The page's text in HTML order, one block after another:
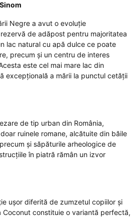
Negre a avut o evoluție
de adăpost pentru majoritatea
lac natural cu apă dulce ce poate
precum și un centru de interes
este cel mai mare lac din
excepțională a mării la punctul cetății
de tip urban din România,
ruinele romane, alcătuite din băile
și săpăturile arheologice de
în piatră rămân un izvor
ușor diferită de zumzetul copiilor și
Coconut constituie o variantă perfectă,